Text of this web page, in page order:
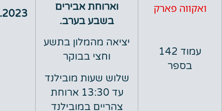
פארק
עמוד 142
וארוחת אבירים
בשבע בערב.
יציאה מהמלון בתשע
וחצי בבוקר
שלוש שעות מובילנד
עד 13:30 ארוחת
צהריים במובילנד
03.07.2023